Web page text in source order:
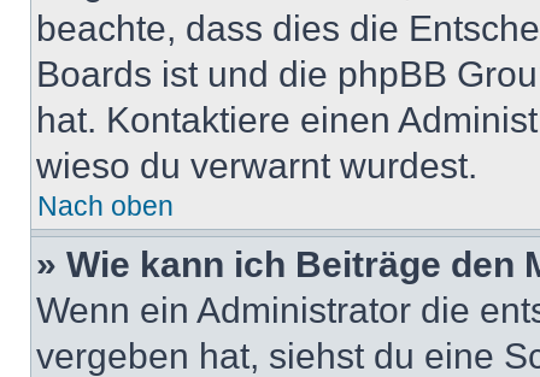
beachte, dass dies die
Boards ist und die phpBB
hat. Kontaktiere einen
wieso du verwarnt wurdest.
Nach oben
» Wie kann ich Beiträge den
Wenn ein Administrator die
vergeben hat, siehst du eine